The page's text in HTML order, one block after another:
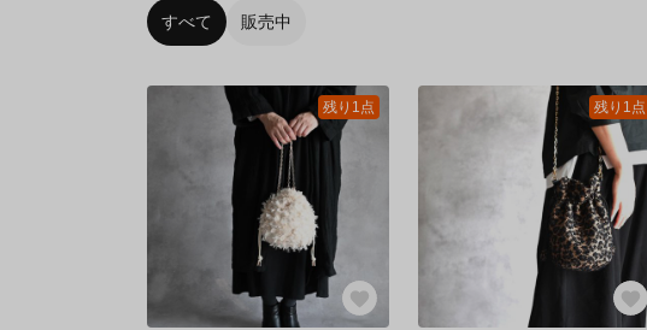
すべて 販売中
残り1点 残り1点